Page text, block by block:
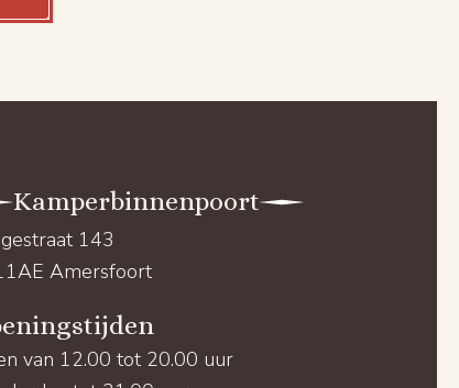
Kamperbinnenpoort
143
Amersfoort
van 12.00 tot 20.00 uur